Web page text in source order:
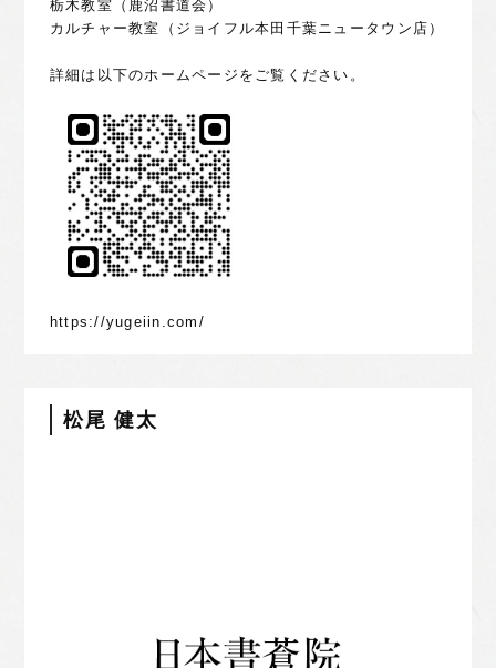
栃木教室（鹿沼書道会）
カルチャー教室（ジョイフル本田千葉ニュータウン店）
詳細は以下のホームページをご覧ください。
https://yugeiin.com/
松尾 健太